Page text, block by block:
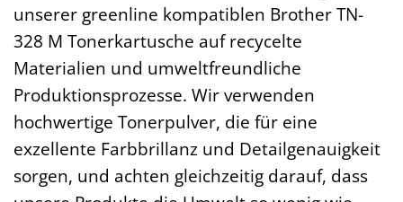
unserer greenline kompatiblen Brother TN-
328 M Tonerkartusche auf recycelte
Materialien und umweltfreundliche
Produktionsprozesse. Wir verwenden
hochwertige Tonerpulver, die für eine
exzellente Farbbrillanz und Detailgenauigkeit
sorgen, und achten gleichzeitig darauf, dass